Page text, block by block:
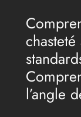
l’angle